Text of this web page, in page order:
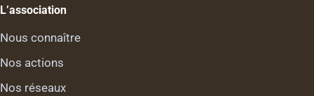
L’association
Nous connaître
Nos actions
Nos réseaux